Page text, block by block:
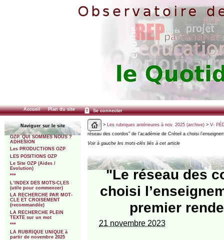
Accueil Plan du site Se connecter
Naviguer sur le site
OZP. QUI SOMMES NOUS ?
ADHESION
Les PRODUCTIONS OZP
LES POSITIONS OZP
Le Site OZP (Aides /
Evolution)
***
L’INDEX DES MOTS-CLES
(utile pour commencer)
LA RECHERCHE PAR MOT-
CLE ET CROISEMENT
(recommandée)
LA RECHERCHE PLEIN
TEXTE sur un mot
***
LA RUBRIQUE UNIQUE à
partir de novembre 2025
> Les rubriques antérieures à nov. 2025 (archive)> V-
réseau des coordos" de l’académie de Créteil a choisi
Voir à gauche les mots-clés liés à cet article
"Le réseau des
choisi
premier
21 novembre 2023